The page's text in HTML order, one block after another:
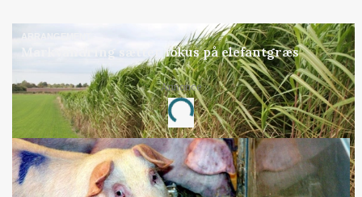
ARRANGEMENT
Markvandring sætter fokus på elefantgræs
Annonce
Loading...